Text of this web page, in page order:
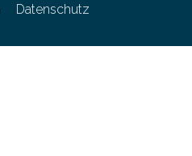
Datenschutz